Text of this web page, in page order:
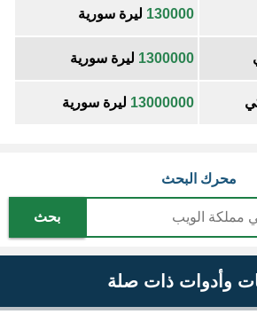
130000 ليرة سورية
1300000 ليرة سورية
13000000 ليرة سورية
محرك البحث
بحث
وأدوات ذات صلة